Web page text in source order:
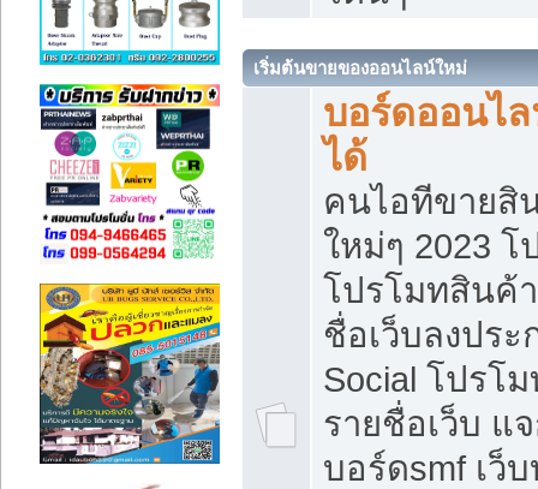
เริ่มต้นขายของออนไลน์ใหม่
บอร์ดออนไ
ได้
คนไอทีขายสิ
ใหม่ๆ 2023
โปรโมทสินค้
ชื่อเว็บลงปร
Social โปรโ
รายชื่อเว็บ แ
บอร์ดsmf เว็